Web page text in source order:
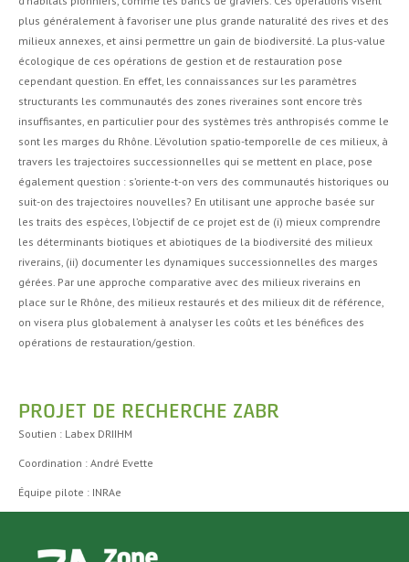
plus généralement à favoriser une plus grande naturalité des rives et des
milieux annexes, et ainsi permettre un gain de biodiversité. La plus-value
écologique de ces opérations de gestion et de restauration pose
cependant question. En effet, les connaissances sur les paramètres
structurants les communautés des zones riveraines sont encore très
insuffisantes, en particulier pour des systèmes très anthropisés comme le
sont les marges du Rhône. L’évolution spatio-temporelle de ces milieux, à
travers les trajectoires successionnelles qui se mettent en place, pose
également question : s’oriente-t-on vers des communautés historiques ou
suit-on des trajectoires nouvelles? En utilisant une approche basée sur
les traits des espèces, l’objectif de ce projet est de (i) mieux comprendre
les déterminants biotiques et abiotiques de la biodiversité des milieux
riverains, (ii) documenter les dynamiques successionnelles des marges
gérées. Par une approche comparative avec des milieux riverains en
place sur le Rhône, des milieux restaurés et des milieux dit de référence,
on visera plus globalement à analyser les coûts et les bénéfices des
opérations de restauration/gestion.
PROJET DE RECHERCHE ZABR
Soutien : Labex DRIIHM
Coordination : André Evette
Équipe pilote : INRAe